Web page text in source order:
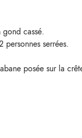
cassé.
personnes serrées.
posée sur la